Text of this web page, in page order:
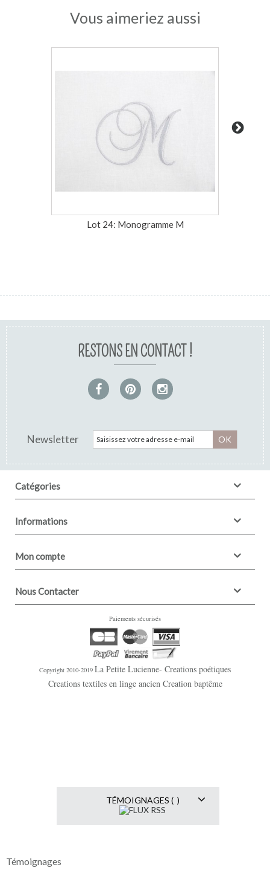
Vous aimeriez aussi
Lot 24: Monogramme M
RESTONS EN CONTACT !
Newsletter OK
Catégories
Informations
Mon compte
Nous Contacter
Paiements sécurisés
Copyright 2010-2019 La Petite Lucienne- Creations poétiques
Creations textiles en linge ancien Creation baptême
TÉMOIGNAGES ( )
Témoignages